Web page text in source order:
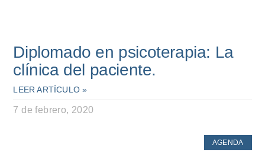
Diplomado en psicoterapia: La
clínica del paciente.
LEER ARTÍCULO »
7 de febrero, 2020
AGENDA